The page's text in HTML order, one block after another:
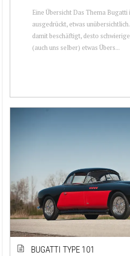
Eine Übersicht Das Thema
ausgedrückt, etwas
damit beschäftigt, desto
(auch uns selber) etwas Übers...
BUGATTI TYPE 101